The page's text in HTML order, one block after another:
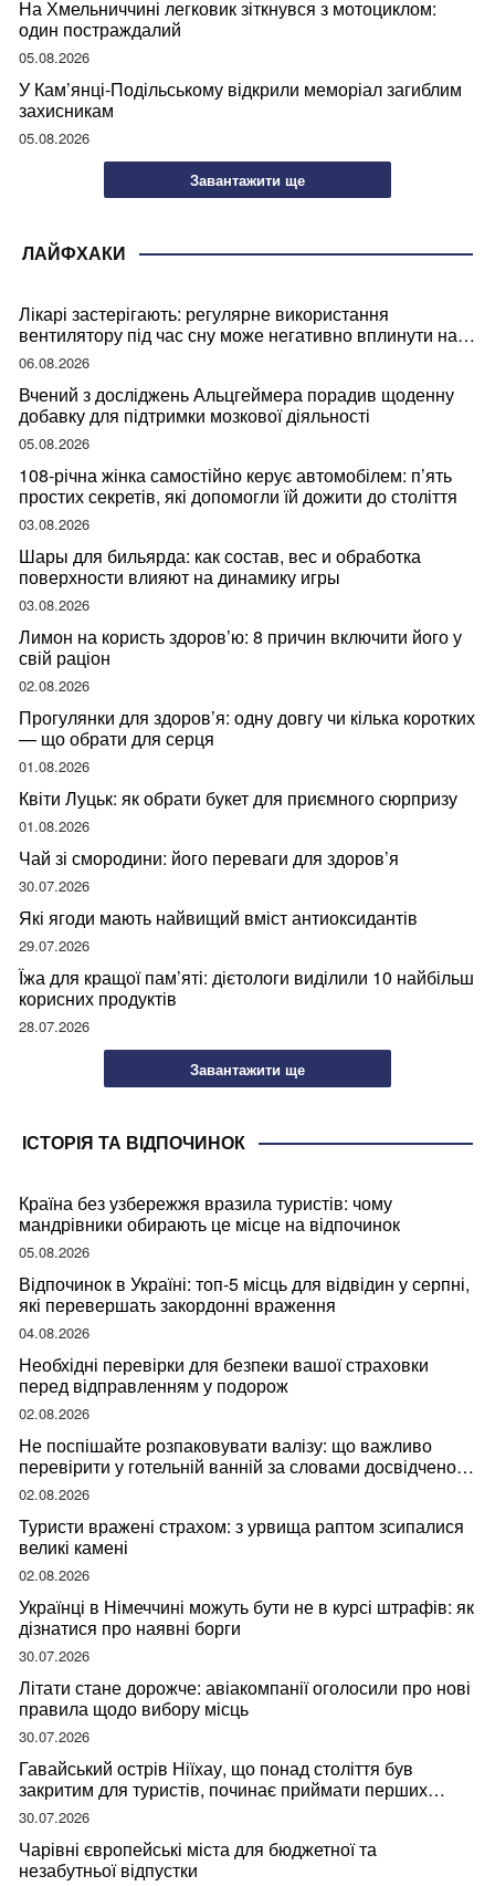
На Хмельниччині легковик зіткнувся з мотоциклом:
один постраждалий
05.08.2026
У Кам’янці-Подільському відкрили меморіал загиблим
захисникам
05.08.2026
Завантажити ще
ЛАЙФХАКИ
Лікарі застерігають: регулярне використання
вентилятору під час сну може негативно вплинути на
ваше здоров’я
06.08.2026
Вчений з досліджень Альцгеймера порадив щоденну
добавку для підтримки мозкової діяльності
05.08.2026
108-річна жінка самостійно керує автомобілем: п’ять
простих секретів, які допомогли їй дожити до століття
03.08.2026
Шары для бильярда: как состав, вес и обработка
поверхности влияют на динамику игры
03.08.2026
Лимон на користь здоров’ю: 8 причин включити його у
свій раціон
02.08.2026
Прогулянки для здоров’я: одну довгу чи кілька коротких
— що обрати для серця
01.08.2026
Квіти Луцьк: як обрати букет для приємного сюрпризу
01.08.2026
Чай зі смородини: його переваги для здоров’я
30.07.2026
Які ягоди мають найвищий вміст антиоксидантів
29.07.2026
Їжа для кращої пам’яті: дієтологи виділили 10 найбільш
корисних продуктів
28.07.2026
Завантажити ще
ІСТОРІЯ ТА ВІДПОЧИНОК
Країна без узбережжя вразила туристів: чому
мандрівники обирають це місце на відпочинок
05.08.2026
Відпочинок в Україні: топ-5 місць для відвідин у серпні,
які перевершать закордонні враження
04.08.2026
Необхідні перевірки для безпеки вашої страховки
перед відправленням у подорож
02.08.2026
Не поспішайте розпаковувати валізу: що важливо
перевірити у готельній ванній за словами досвідченої
мандрівниці
02.08.2026
Туристи вражені страхом: з урвища раптом зсипалися
великі камені
02.08.2026
Українці в Німеччині можуть бути не в курсі штрафів: як
дізнатися про наявні борги
30.07.2026
Літати стане дорожче: авіакомпанії оголосили про нові
правила щодо вибору місць
30.07.2026
Гавайський острів Ніїхау, що понад століття був
закритим для туристів, починає приймати перших
відвідувачів
30.07.2026
Чарівні європейські міста для бюджетної та
незабутньої відпустки